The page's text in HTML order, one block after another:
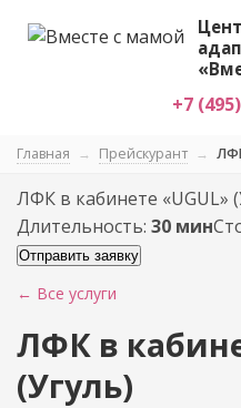
+7
Главная → Прейскурант →
ЛФК в кабинете «UGUL»
Длительность: 30 мин
Отправить заявку
← Все услуги
ЛФК в
(Угуль)